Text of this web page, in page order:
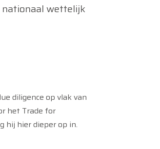
nationaal wettelijk
diligence op vlak van
het Trade for
hij hier dieper op in.